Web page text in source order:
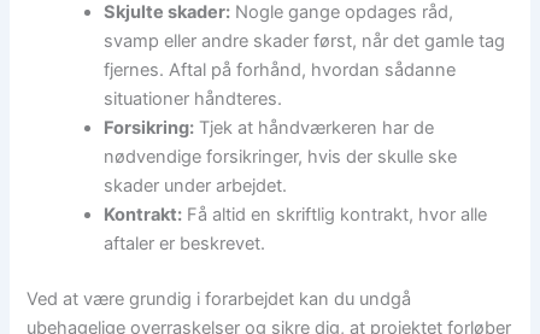
Skjulte skader: Nogle gange opdages råd,
svamp eller andre skader først, når det gamle tag
fjernes. Aftal på forhånd, hvordan sådanne
situationer håndteres.
Forsikring: Tjek at håndværkeren har de
nødvendige forsikringer, hvis der skulle ske
skader under arbejdet.
Kontrakt: Få altid en skriftlig kontrakt, hvor alle
aftaler er beskrevet.
Ved at være grundig i forarbejdet kan du undgå
ubehagelige overraskelser og sikre dig, at projektet forløber